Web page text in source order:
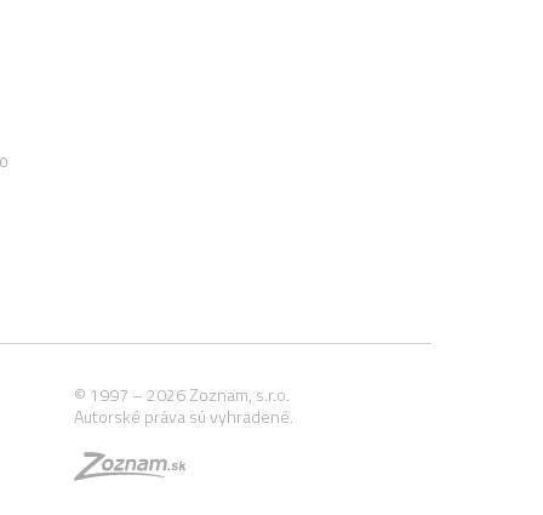
© 1997 – 2026 Zoznam, s.r.o.
Autorské práva sú vyhradené.